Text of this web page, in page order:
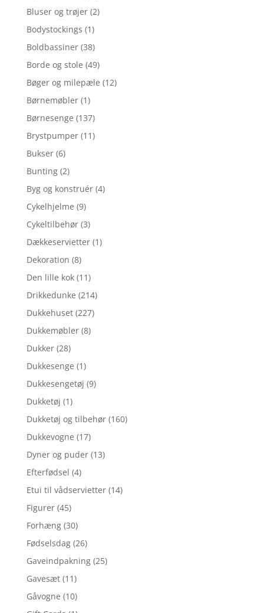
Bluser og trøjer (2)
Bodystockings (1)
Boldbassiner (38)
Borde og stole (49)
Bøger og milepæle (12)
Børnemøbler (1)
Børnesenge (137)
Brystpumper (11)
Bukser (6)
Bunting (2)
Byg og konstruér (4)
Cykelhjelme (9)
Cykeltilbehør (3)
Dækkeservietter (1)
Dekoration (8)
Den lille kok (11)
Drikkedunke (214)
Dukkehuset (227)
Dukkemøbler (8)
Dukker (28)
Dukkesenge (1)
Dukkesengetøj (9)
Dukketøj (1)
Dukketøj og tilbehør (160)
Dukkevogne (17)
Dyner og puder (13)
Efterfødsel (4)
Etui til vådservietter (14)
Figurer (45)
Forhæng (30)
Fødselsdag (26)
Gaveindpakning (25)
Gavesæt (11)
Gåvogne (10)